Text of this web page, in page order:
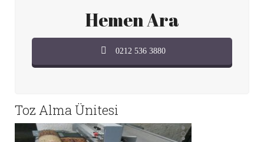
Hemen Ara
0212 536 3880
Toz Alma Ünitesi